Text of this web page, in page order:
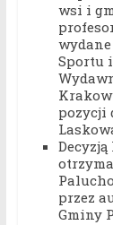
wsi i
Sportu
pozycji
przez
Gminy